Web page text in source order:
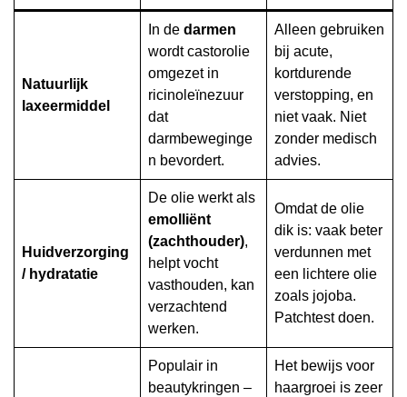
Natuurlijk
laxeermiddel
In de darmen
wordt castorolie
omgezet in
ricinoleïnezuur
dat
darmbeweginge
n bevordert.
Alleen gebruiken
bij acute,
kortdurende
verstopping, en
niet vaak. Niet
zonder medisch
advies.
Huidverzorging
/ hydratatie
De olie werkt als
emolliënt
(zachthouder),
helpt vocht
vasthouden, kan
verzachtend
werken.
Omdat de olie
dik is: vaak beter
verdunnen met
een lichtere olie
zoals jojoba.
Patchtest doen.
Populair in
beautykringen –
Het bewijs voor
haargroei is zeer